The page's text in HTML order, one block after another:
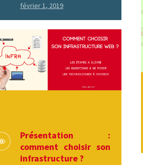
février 1, 2019
Présentation :
comment choisir son
infrastructure ?